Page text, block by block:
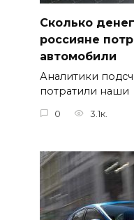
Сколько
россияне
автомобили
Аналитики
потратили наши
0 3.1к.